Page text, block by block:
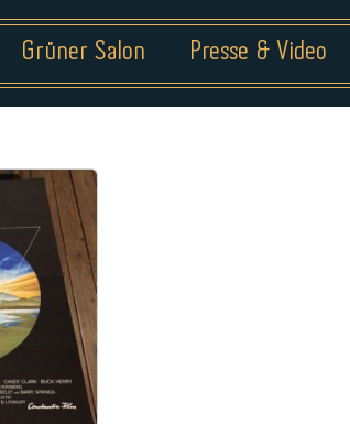
Grüner Salon Presse & Video